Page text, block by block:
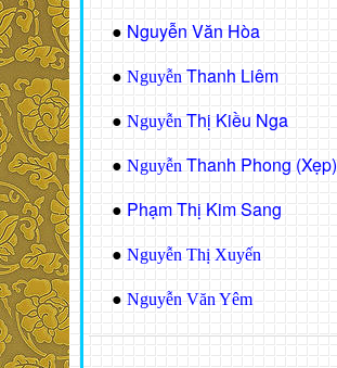
● Nguyễn Văn Hòa
● Nguyễn Thanh Liêm
● Nguyễn Thị Kiều Nga
● Nguyễn Thanh Phong (Xẹp)
● Phạm Thị Kim Sang
● Nguyễn Thị Xuyến
● Nguyễn Văn Yêm